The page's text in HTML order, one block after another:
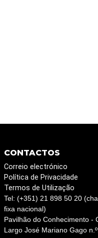
CONTACTOS
Correio electrónico
Política de Privacidade
Termos de Utilização
Tel: (+351) 21 898 50 20
fixa nacional)
Pavilhão do Conhecimento -
Largo José Mariano Gago